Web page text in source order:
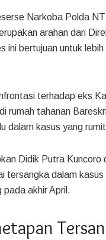
Narkoba Polda
arahan dari
ini bertujuan untuk
terhadap eks
rumah tahanan
dalam kasus yang
Didik Putra Kuncoro
tersangka dalam
pada akhir April.